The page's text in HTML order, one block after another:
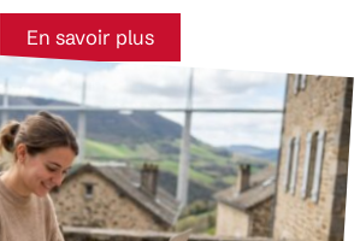
En savoir plus